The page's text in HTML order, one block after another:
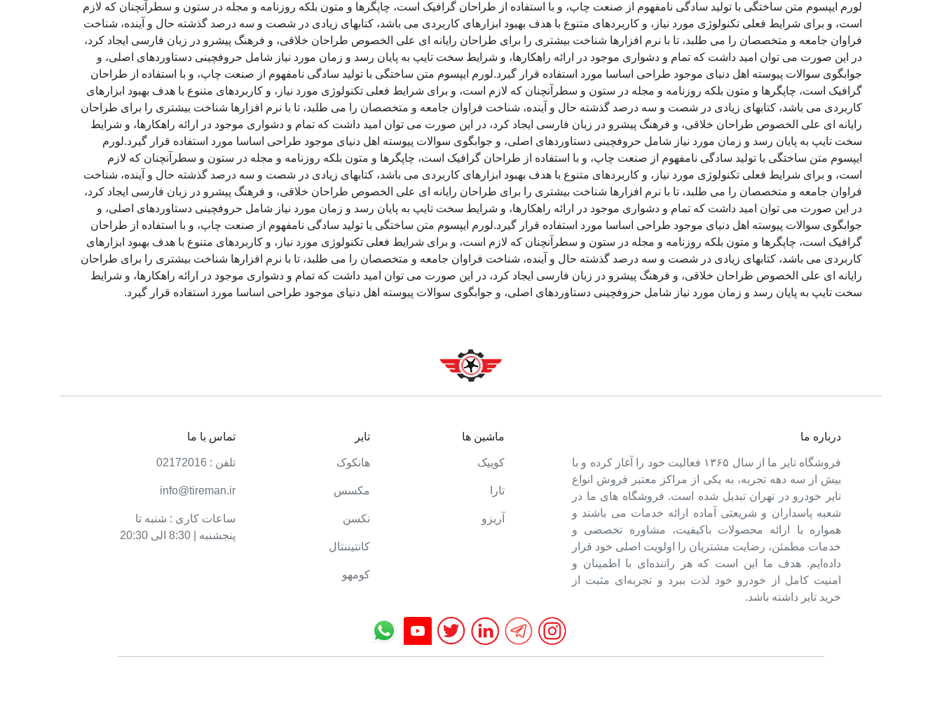
لورم ایپسوم متن ساختگی با تولید سادگی نامفهوم از صنعت چاپ، و با استفاده از طراحان گرافیک است، چاپگرها و متون بلکه روزنامه و مجله در ستون و سطرآنچنان که لازم
است، و برای شرایط فعلی تکنولوژی مورد نیاز، و کاربردهای متنوع با هدف بهبود ابزارهای کاربردی می باشد، کتابهای زیادی در شصت و سه درصد گذشته حال و آینده، شناخت
فراوان جامعه و متخصصان را می طلبد، تا با نرم افزارها شناخت بیشتری را برای طراحان رایانه ای علی الخصوص طراحان خلاقی، و فرهنگ پیشرو در زبان فارسی ایجاد کرد،
در این صورت می توان امید داشت که تمام و دشواری موجود در ارائه راهکارها، و شرایط سخت تایپ به پایان رسد و زمان مورد نیاز شامل حروفچینی دستاوردهای اصلی، و
جوابگوی سوالات پیوسته اهل دنیای موجود طراحی اساسا مورد استفاده قرار گیرد.لورم ایپسوم متن ساختگی با تولید سادگی نامفهوم از صنعت چاپ، و با استفاده از طراحان
گرافیک است، چاپگرها و متون بلکه روزنامه و مجله در ستون و سطرآنچنان که لازم است، و برای شرایط فعلی تکنولوژی مورد نیاز، و کاربردهای متنوع با هدف بهبود ابزارهای
کاربردی می باشد، کتابهای زیادی در شصت و سه درصد گذشته حال و آینده، شناخت فراوان جامعه و متخصصان را می طلبد، تا با نرم افزارها شناخت بیشتری را برای طراحان
رایانه ای علی الخصوص طراحان خلاقی، و فرهنگ پیشرو در زبان فارسی ایجاد کرد، در این صورت می توان امید داشت که تمام و دشواری موجود در ارائه راهکارها، و شرایط
سخت تایپ به پایان رسد و زمان مورد نیاز شامل حروفچینی دستاوردهای اصلی، و جوابگوی سوالات پیوسته اهل دنیای موجود طراحی اساسا مورد استفاده قرار گیرد.لورم
ایپسوم متن ساختگی با تولید سادگی نامفهوم از صنعت چاپ، و با استفاده از طراحان گرافیک است، چاپگرها و متون بلکه روزنامه و مجله در ستون و سطرآنچنان که لازم
است، و برای شرایط فعلی تکنولوژی مورد نیاز، و کاربردهای متنوع با هدف بهبود ابزارهای کاربردی می باشد، کتابهای زیادی در شصت و سه درصد گذشته حال و آینده، شناخت
فراوان جامعه و متخصصان را می طلبد، تا با نرم افزارها شناخت بیشتری را برای طراحان رایانه ای علی الخصوص طراحان خلاقی، و فرهنگ پیشرو در زبان فارسی ایجاد کرد،
در این صورت می توان امید داشت که تمام و دشواری موجود در ارائه راهکارها، و شرایط سخت تایپ به پایان رسد و زمان مورد نیاز شامل حروفچینی دستاوردهای اصلی، و
جوابگوی سوالات پیوسته اهل دنیای موجود طراحی اساسا مورد استفاده قرار گیرد.لورم ایپسوم متن ساختگی با تولید سادگی نامفهوم از صنعت چاپ، و با استفاده از طراحان
گرافیک است، چاپگرها و متون بلکه روزنامه و مجله در ستون و سطرآنچنان که لازم است، و برای شرایط فعلی تکنولوژی مورد نیاز، و کاربردهای متنوع با هدف بهبود ابزارهای
کاربردی می باشد، کتابهای زیادی در شصت و سه درصد گذشته حال و آینده، شناخت فراوان جامعه و متخصصان را می طلبد، تا با نرم افزارها شناخت بیشتری را برای طراحان
رایانه ای علی الخصوص طراحان خلاقی، و فرهنگ پیشرو در زبان فارسی ایجاد کرد، در این صورت می توان امید داشت که تمام و دشواری موجود در ارائه راهکارها، و شرایط
سخت تایپ به پایان رسد و زمان مورد نیاز شامل حروفچینی دستاوردهای اصلی، و جوابگوی سوالات پیوسته اهل دنیای موجود طراحی اساسا مورد استفاده قرار گیرد.
درباره ما
فروشگاه تایر ما از سال ۱۳۶۵ فعالیت خود را آغاز کرده و با
بیش از سه دهه تجربه، به یکی از مراکز معتبر فروش انواع
تایر خودرو در تهران تبدیل شده است. فروشگاه های ما در
شعبه پاسداران و شریعتی آماده ارائه خدمات می باشند و
همواره با ارائه محصولات باکیفیت، مشاوره تخصصی و
خدمات مطمئن، رضایت مشتریان را اولویت اصلی خود قرار
داده‌ایم. هدف ما این است که هر راننده‌ای با اطمینان و
امنیت کامل از خودرو خود لذت ببرد و تجربه‌ای مثبت از
خرید تایر داشته باشد.
ماشین ها
کوییک
تارا
آریزو
تایر
هانکوک
مکسس
نکسن
کانتیننتال
کومهو
تماس با ما
تلفن : 02172016
info@tireman.ir
ساعات کاری : شنبه تا
پنجشنبه | 8:30 الی 20:30